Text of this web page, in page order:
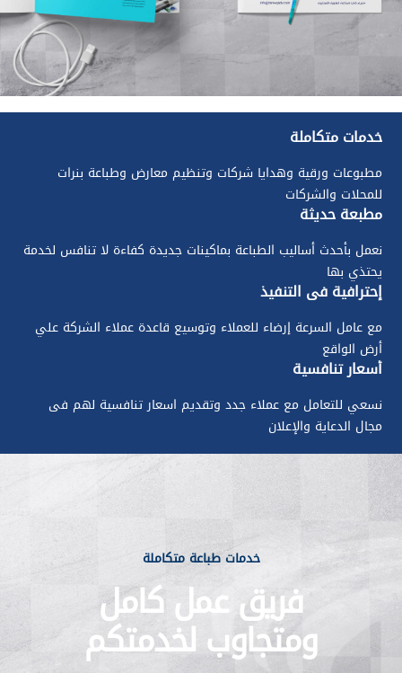
خدمات متكاملة
مطبوعات ورقية وهدايا شركات وتنظيم معارض وطباعة بنرات
للمحلات والشركات
مطبعة حديثة
نعمل بأحدث أساليب الطباعة بماكينات جديدة كفاءة لا تنافس لخدمة
يحتذي بها
إحترافية في التنفيذ
مع عامل السرعة إرضاء للعملاء وتوسيع قاعدة عملاء الشركة علي
أرض الواقع
أسعار تنافسية
نسعي للتعامل مع عملاء جدد وتقديم اسعار تنافسية لهم فى
مجال الدعاية والإعلان
خدمات طباعة متكاملة
فريق عمل كامل
ومتجاوب لخدمتكم